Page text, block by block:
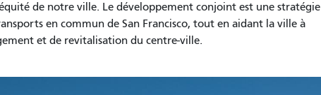
de notre ville. Le développement conjoint est une stratégie
en commun de San Francisco, tout en aidant la ville à
et de revitalisation du centre-ville.